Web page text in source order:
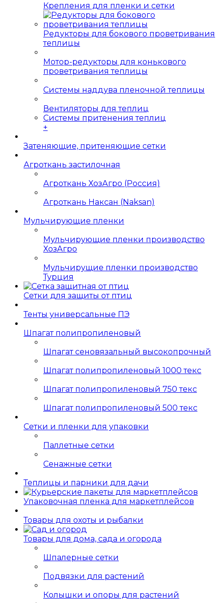
Крепления для пленки и сетки
Редукторы для бокового проветривания
теплицы
Мотор-редукторы для конькового
проветривания теплицы
Системы наддува пленочной теплицы
Вентиляторы для теплиц
Системы притенения теплиц
+
Затеняющие, притеняющие сетки
Агроткань застилочная
Агроткань ХозАгро (Россия)
Агроткань Наксан (Naksan)
Мульчирующие пленки
Мульчирующие пленки производство
ХозАгро
Мульчирущие пленки производство
Турция
Сетки для защиты от птиц
Тенты универсальные ПЭ
Шпагат полипропиленовый
Шпагат сеновязальный высокопрочный
Шпагат полипропиленовый 1000 текс
Шпагат полипропиленовый 750 текс
Шпагат полипропиленовый 500 текс
Сетки и пленки для упаковки
Паллетные сетки
Сенажные сетки
Теплицы и парники для дачи
Упаковочная пленка для маркетплейсов
Товары для охоты и рыбалки
Товары для дома, сада и огорода
Шпалерные сетки
Подвязки для растений
Колышки и опоры для растений